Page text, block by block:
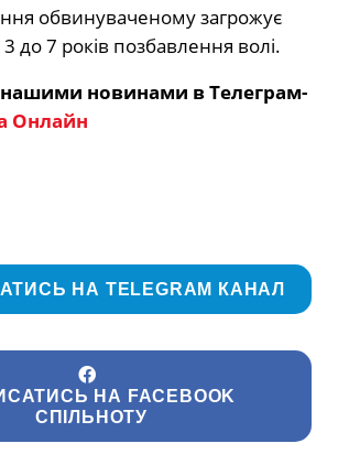
обвинуваченому загрожує
до 7 років позбавлення волі.
нашими новинами в Телеграм-
Онлайн
НА TELEGRAM КАНАЛ
НА FACEBOOK
СПІЛЬНОТУ